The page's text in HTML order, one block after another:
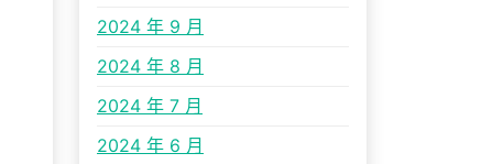
2024 年 9 月
2024 年 8 月
2024 年 7 月
2024 年 6 月